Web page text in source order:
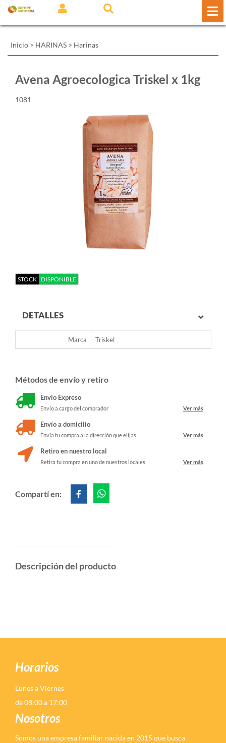
Inicio > HARINAS > Harinas
Avena Agroecologica Triskel x 1kg
1081
STOCK DISPONIBLE
DETALLES
Marca Triskel
Métodos de envío y retiro
Envío Expreso
Envío a cargo del comprador Ver más
Envío a domicilio
Envía tu compra a la dirección que elijas Ver más
Retiro en nuestro local
Retira tu compra en uno de nuestros locales Ver más
Compartí en:
Descripción del producto
Horarios
Lunes a Viernes
de 08:00 a 17:00
Nosotros
Somos una empresa familiar nacida en 2015 que busca